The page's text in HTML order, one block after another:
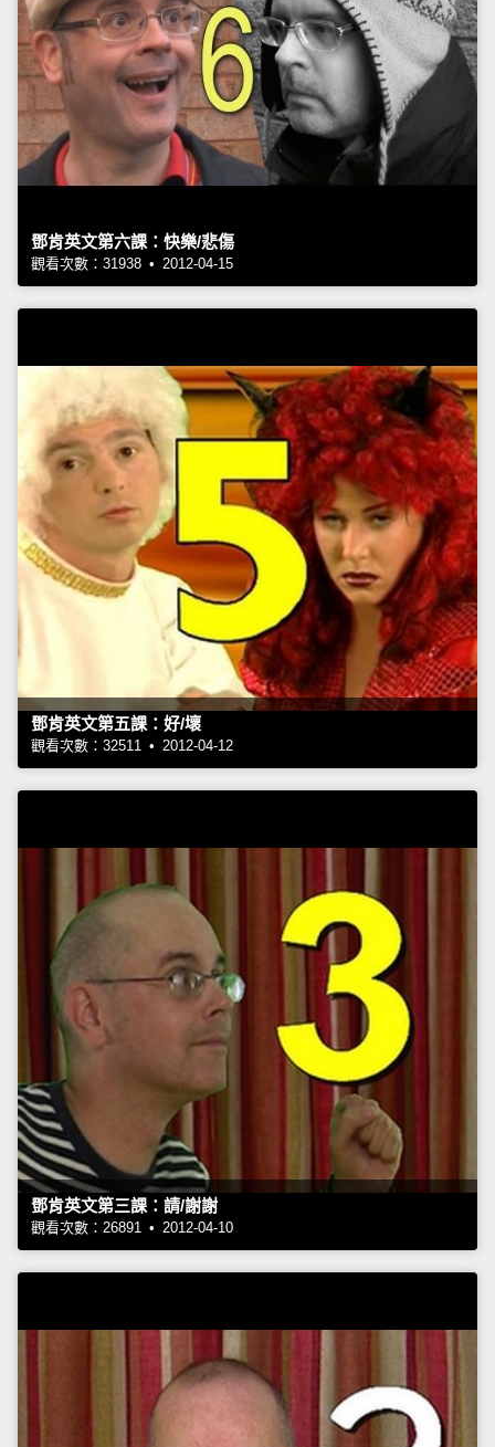
鄧肯英文第六課：快樂/悲傷
觀看次數：31938 • 2012-04-15
鄧肯英文第五課：好/壞
觀看次數：32511 • 2012-04-12
鄧肯英文第三課：請/謝謝
觀看次數：26891 • 2012-04-10